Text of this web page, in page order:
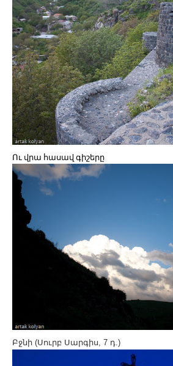
Ու վրա հասավ գիշերը
Բջնի (Սուրբ Սարգիս, 7 դ.)